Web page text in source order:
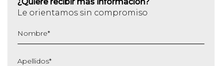
¿Quiere recibir más información?
Le orientamos sin compromiso
Nombre*
Apellidos*